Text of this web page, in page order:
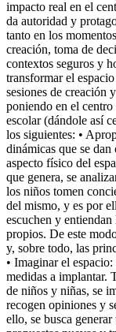
impacto real en el
da autoridad y
tanto en los
creación, toma de
contextos seguros y
transformar el
sesiones de creación
poniendo en el
escolar (dándole así
los siguientes: •
dinámicas que se
aspecto físico del
que genera, se
los niños tomen
del mismo, y es por
escuchen y
propios. De este
y, sobre todo, las
• Imaginar el
medidas a implantar.
de niños y niñas, se
recogen opiniones y
ello, se busca